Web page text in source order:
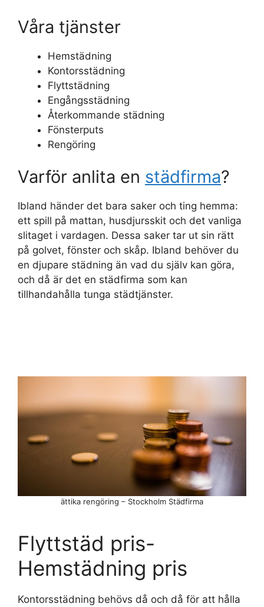
Våra tjänster
Hemstädning
Kontorsstädning
Flyttstädning
Engångsstädning
Återkommande städning
Fönsterputs
Rengöring
Varför anlita en städfirma?
Ibland händer det bara saker och ting hemma:
ett spill på mattan, husdjursskit och det vanliga
slitaget i vardagen. Dessa saker tar ut sin rätt
på golvet, fönster och skåp. Ibland behöver du
en djupare städning än vad du själv kan göra,
och då är det en städfirma som kan
tillhandahålla tunga städtjänster.
ättika rengöring – Stockholm Städfirma
Flyttstäd pris-
Hemstädning pris
Kontorsstädning behövs då och då för att hålla